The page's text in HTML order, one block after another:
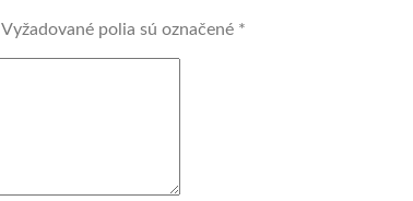
Vyžadované polia sú označené *